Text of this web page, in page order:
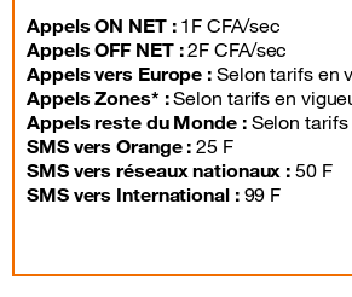
Appels ON NET :1F CFA/sec
Appels OFF NET :2F CFA/sec
Appels vers Europe : Selon tarifs en
Appels Zones* :Selon tarifs en
Appels reste du Monde :Selon tarifs
SMS vers Orange : 25 F
SMS vers réseaux nationaux : 50 F
SMS vers International :99 F